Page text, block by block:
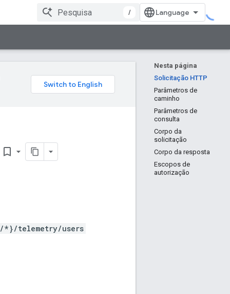
/
Nesta página
Solicitação HTTP
Parâmetros de
caminho
Parâmetros de
consulta
Corpo da
solicitação
Corpo da resposta
Escopos de
autorização
bookmark_border
*}/telemetry/users